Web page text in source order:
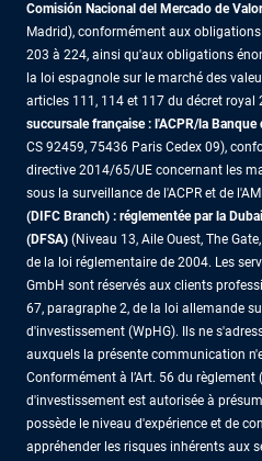
Comisión Nacional del Mercado de
Madrid), conformément aux
203 à 224, ainsi qu'aux obligations
la loi espagnole sur le marché des
articles 111, 114 et 117 du décret
succursale française : l'ACPR/la Banque
CS 92459, 75436 Paris Cedex 09),
directive 2014/65/UE concernant les
sous la surveillance de l'ACPR et de
(DIFC Branch) : réglementée par la
(DFSA) (Niveau 13, Aile Ouest, The
de la loi réglementaire de 2004. Les
GmbH sont réservés aux clients
67, paragraphe 2, de la loi allemande
d'investissement (WpHG). Ils ne
auxquels la présente communication
Conformément à l’Art. 56 du
d'investissement est autorisée à
possède le niveau d'expérience et de
appréhender les risques inhérents aux